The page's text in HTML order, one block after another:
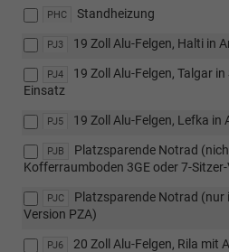
PHC Standheizung
PJ3 19 Zoll Alu-Felgen, Halti in
PJ4
19 Zoll Alu-Felgen, Talgar
Einsatz
PJ5 19 Zoll Alu-Felgen, Lefka in
PJB
Platzsparende Notrad
Kofferraumboden 3GE oder 7-
PJC
Platzsparende Notrad (nur
Version PZA)
PJ6
20 Zoll Alu-Felgen, Rila mit